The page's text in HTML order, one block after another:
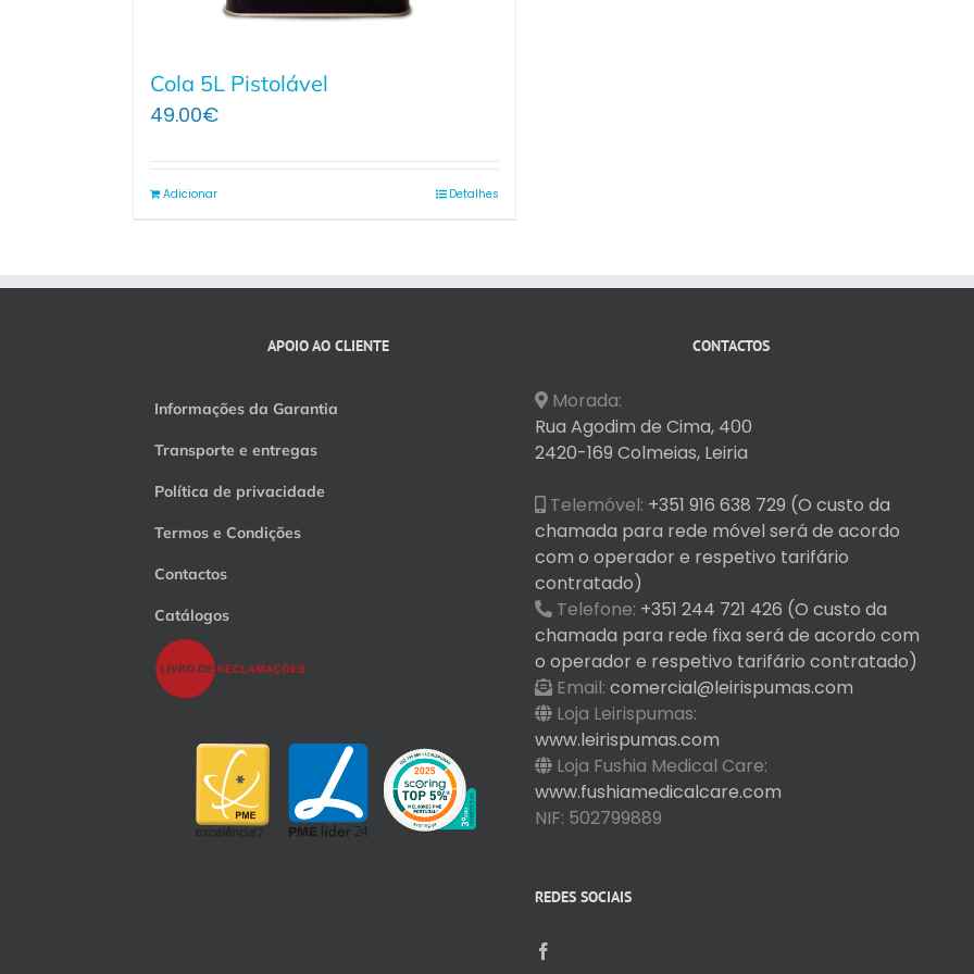
Cola 5L Pistolável
49.00€
Adicionar Detalhes
APOIO AO CLIENTE
Informações da Garantia
Transporte e entregas
Política de privacidade
Termos e Condições
Contactos
Catálogos
CONTACTOS
Morada:
Rua Agodim de Cima, 400
2420-169 Colmeias, Leiria
Telemóvel: +351 916 638 729 (O custo da
chamada para rede móvel será de acordo
com o operador e respetivo tarifário
contratado)
Telefone: +351 244 721 426 (O custo da
chamada para rede fixa será de acordo com
o operador e respetivo tarifário contratado)
Email: comercial@leirispumas.com
Loja Leirispumas:
www.leirispumas.com
Loja Fushia Medical Care:
www.fushiamedicalcare.com
NIF: 502799889
REDES SOCIAIS